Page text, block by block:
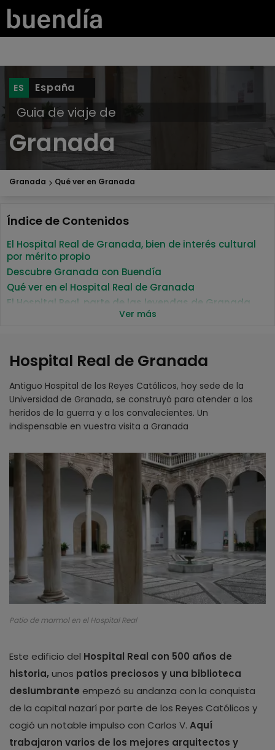
España
Guia de viaje de
Granada
Granada Qué ver en Granada
Índice de Contenidos
El Hospital Real de Granada, bien de interés cultural
por mérito propio
Descubre Granada con Buendía
Qué ver en el Hospital Real de Granada
El Hospital Real, parte de las leyendas de Granada
Ubicación del Hospital Real de Granada
Precio
Bus
Ver más
Hospital Real de Granada
Antiguo Hospital de los Reyes Católicos, hoy sede de la
Universidad de Granada, se construyó para atender a los
heridos de la guerra y a los convalecientes. Un
indispensable en vuestra visita a Granada
Patio de marmol en el Hospital Real
Este edificio del Hospital Real con 500 años de
historia, unos patios preciosos y una biblioteca
deslumbrante empezó su andanza con la conquista
de la capital nazarí por parte de los Reyes Católicos y
cogió un notable impulso con Carlos V. Aquí
trabajaron varios de los mejores arquitectos y